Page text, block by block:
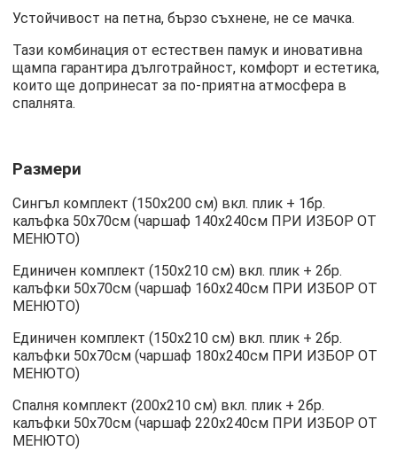
Устойчивост на петна, бързо съхнене, не се мачка.
Тази комбинация от естествен памук и иновативна
щампа гарантира дълготрайност, комфорт и естетика,
които ще допринесат за по-приятна атмосфера в
спалнята.
Размери
Сингъл комплект (150х200 см) вкл. плик + 1бр.
калъфка 50х70см (чаршаф 140х240см ПРИ ИЗБОР ОТ
МЕНЮТО)
Единичен комплект (150х210 см) вкл. плик + 2бр.
калъфки 50х70см (чаршаф 160х240см ПРИ ИЗБОР ОТ
МЕНЮТО)
Единичен комплект (150х210 см) вкл. плик + 2бр.
калъфки 50х70см (чаршаф 180х240см ПРИ ИЗБОР ОТ
МЕНЮТО)
Спалня комплект (200х210 см) вкл. плик + 2бр.
калъфки 50х70см (чаршаф 220х240см ПРИ ИЗБОР ОТ
МЕНЮТО)